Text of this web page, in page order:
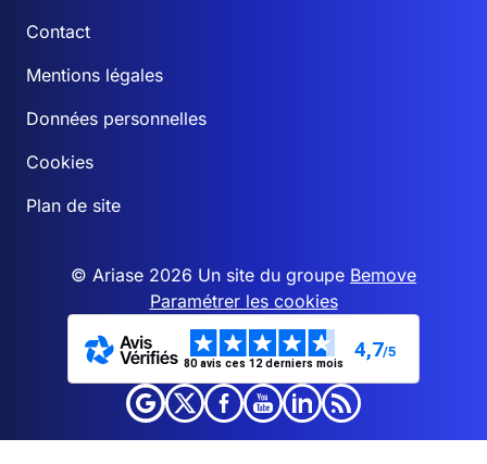
Contact
Mentions légales
Données personnelles
Cookies
Plan de site
© Ariase 2026 Un site du groupe Bemove
Paramétrer les cookies
80 avis ces 12 derniers mois
4,7/5